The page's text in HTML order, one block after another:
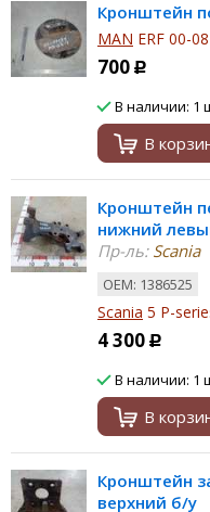
Кронштейн
MAN ERF 00-08
700 Р
В наличии: 1
В
Кронштейн
нижний
Пр-ль:Scania
ОЕМ: 1386525
Scania 5 P-
4 300 Р
В наличии: 1
В
Кронштейн
верхний б/у